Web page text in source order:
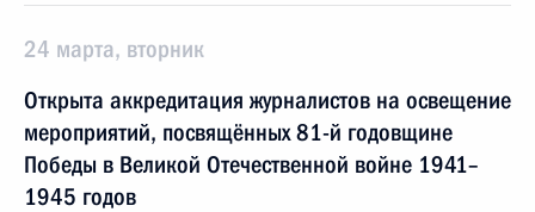
24 марта, вторник
Открыта аккредитация журналистов на освещение
мероприятий, посвящённых 81-й годовщине
Победы в Великой Отечественной войне 1941–
1945 годов